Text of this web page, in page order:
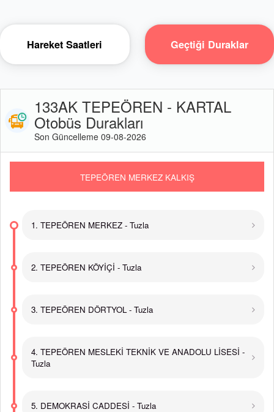
Hareket Saatleri Geçtiği Duraklar
133AK TEPEÖREN - KARTAL
Otobüs Durakları
Son Güncelleme 09-08-2026
TEPEÖREN MERKEZ KALKIŞ
1. TEPEÖREN MERKEZ - Tuzla
2. TEPEÖREN KÖYİÇİ - Tuzla
3. TEPEÖREN DÖRTYOL - Tuzla
4. TEPEÖREN MESLEKİ TEKNİK VE ANADOLU LİSESİ -
Tuzla
5. DEMOKRASİ CADDESİ - Tuzla